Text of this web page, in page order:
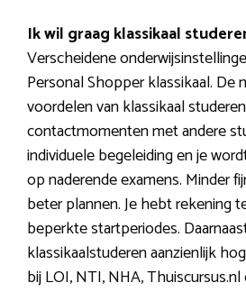
Ik wil graag klassikaal
Verscheidene
Personal Shopper klassikaal. De
voordelen van klassikaal
contactmomenten met andere
individuele begeleiding en je
op naderende examens. Minder
beter plannen. Je hebt rekening
beperkte startperiodes.
klassikaalstuderen aanzienlijk
bij LOI, NTI, NHA, Thuiscursus.nl